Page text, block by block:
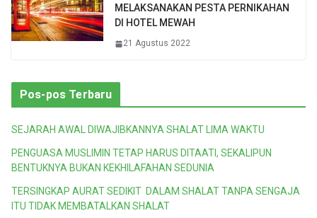
MELAKSANAKAN PESTA PERNIKAHAN
DI HOTEL MEWAH
21 Agustus 2022
Pos-pos Terbaru
SEJARAH AWAL DIWAJIBKANNYA SHALAT LIMA WAKTU
PENGUASA MUSLIMIN TETAP HARUS DITAATI, SEKALIPUN
BENTUKNYA BUKAN KEKHILAFAHAN SEDUNIA
TERSINGKAP AURAT SEDIKIT DALAM SHALAT TANPA SENGAJA
ITU TIDAK MEMBATALKAN SHALAT